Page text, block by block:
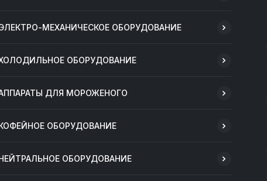
МЕХАНИЧЕСКОЕ ОБОРУДОВАНИЕ
ОБОРУДОВАНИЕ
ДЛЯ МОРОЖЕНОГО
ОБОРУДОВАНИЕ
ОБОРУДОВАНИЕ